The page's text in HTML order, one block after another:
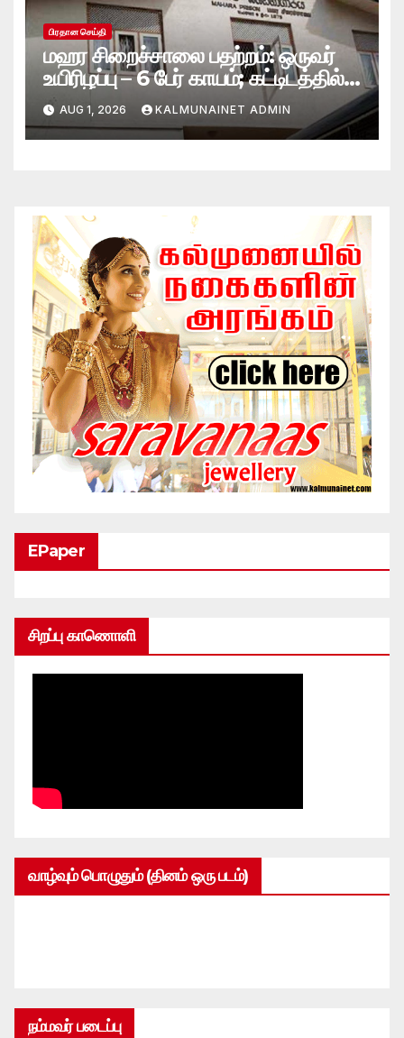
பிரதான செய்தி
மஹர சிறைச்சாலை பதற்றம்: ஒருவர்
உயிரிழப்பு – 6 பேர் காயம்; கட்டிடத்தில்
பாரிய தீ
AUG 1, 2026 KALMUNAINET ADMIN
EPaper
சிறப்பு காணொளி
வாழ்வும் பொழுதும் (தினம் ஒரு படம்)
நம்மவர் படைப்பு